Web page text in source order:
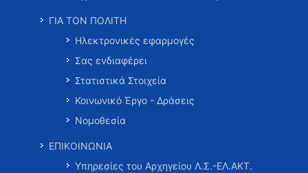
ΓΙΑ ΤΟΝ ΠΟΛΙΤΗ
Ηλεκτρονικές εφαρμογές
Σας ενδιαφέρει
Στατιστικά Στοιχεία
Κοινωνικό Έργο - Δράσεις
Νομοθεσία
ΕΠΙΚΟΙΝΩΝΙΑ
Υπηρεσίες του Αρχηγείου Λ.Σ.-ΕΛ.ΑΚΤ.